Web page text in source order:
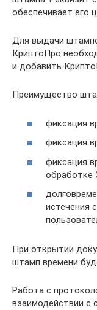
обеспечивает его
Для выдачи
КриптоПро
и добавить
Преимущество
фиксация
фиксация
фиксация
обработке
истечения
При открытии
штамп времени
Работа с
взаимодействии с